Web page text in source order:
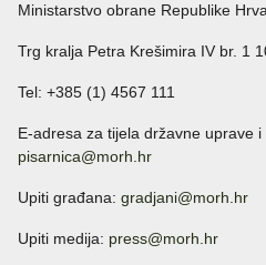
Ministarstvo obrane Republike
Trg kralja Petra Krešimira IV br. 1
Tel: +385 (1) 4567 111
E-adresa za tijela državne uprave
pisarnica@morh.hr
Upiti građana: gradjani@morh.hr
Upiti medija: press@morh.hr